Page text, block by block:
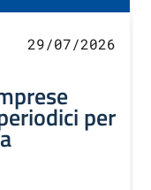
29/07/2026
per